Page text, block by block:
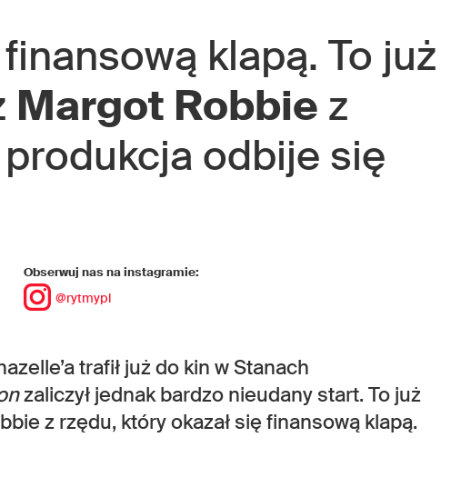
finansową klapą. To już
Margot Robbie z
odbije się
Obserwuj nas na instagramie:
@rytmypl
trafił już do kin w Stanach
zaliczył jednak bardzo nieudany start. To już
z rzędu, który okazał się finansową klapą.